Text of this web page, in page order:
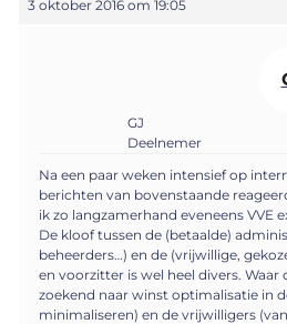
3 oktober 2016 om 19:05
GJ
Deelnemer
Na een paar weken intensief op
berichten van bovenstaande
ik zo langzamerhand eveneens VVE
De kloof tussen de (betaalde)
beheerders…) en de (vrijwillige,
en voorzitter is wel heel divers. Waar
zoekend naar winst optimalisatie in
minimaliseren) en de vrijwilligers